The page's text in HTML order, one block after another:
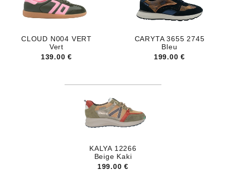
CLOUD N004 VERT
Vert
139.00 €
CARYTA 3655 2745
Bleu
199.00 €
KALYA 12266
Beige Kaki
199.00 €